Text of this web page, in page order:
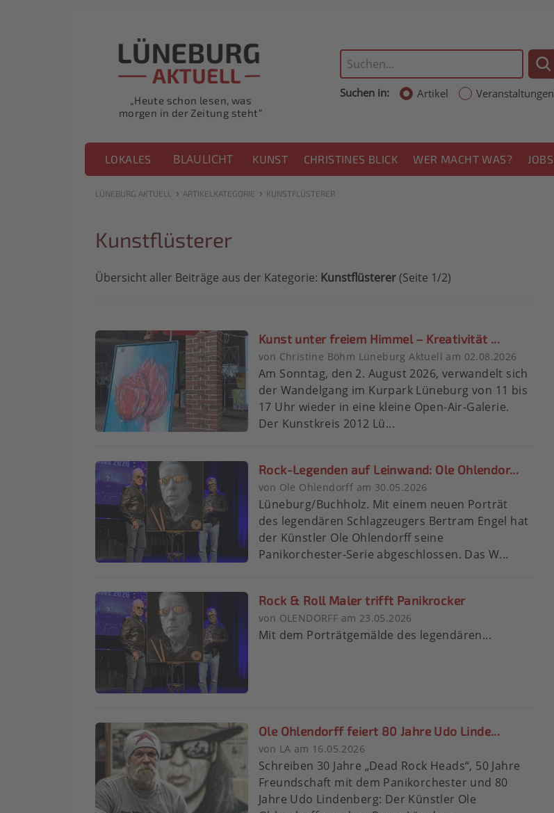
„Heute schon lesen, was
morgen in der Zeitung steht“
Suchen in: Artikel Veranstaltungen
LOKALES BLAULICHT KUNST CHRISTINES BLICK WER MACHT WAS? JOBS
LÜNEBURG AKTUELL › ARTIKELKATEGORIE › KUNSTFLÜSTERER
Kunstflüsterer
Übersicht aller Beiträge aus der Kategorie: Kunstflüsterer(Seite 1/2)
Kunst unter freiem Himmel – Kreativität ...
von Christine Böhm Lüneburg Aktuell am 02.08.2026
Am Sonntag, den 2. August 2026, verwandelt sich
der Wandelgang im Kurpark Lüneburg von 11 bis
17 Uhr wieder in eine kleine Open-Air-Galerie.
Der Kunstkreis 2012 Lü...
Rock-Legenden auf Leinwand: Ole Ohlendor...
von Ole Ohlendorff am 30.05.2026
Lüneburg/Buchholz. Mit einem neuen Porträt
des legendären Schlagzeugers Bertram Engel hat
der Künstler Ole Ohlendorff seine
Panikorchester-Serie abgeschlossen. Das W...
Rock & Roll Maler trifft Panikrocker
von OLENDORFF am 23.05.2026
Mit dem Porträtgemälde des legendären...
Ole Ohlendorff feiert 80 Jahre Udo Linde...
von LA am 16.05.2026
Schreiben 30 Jahre „Dead Rock Heads“, 50 Jahre
Freundschaft mit dem Panikorchester und 80
Jahre Udo Lindenberg: Der Künstler Ole